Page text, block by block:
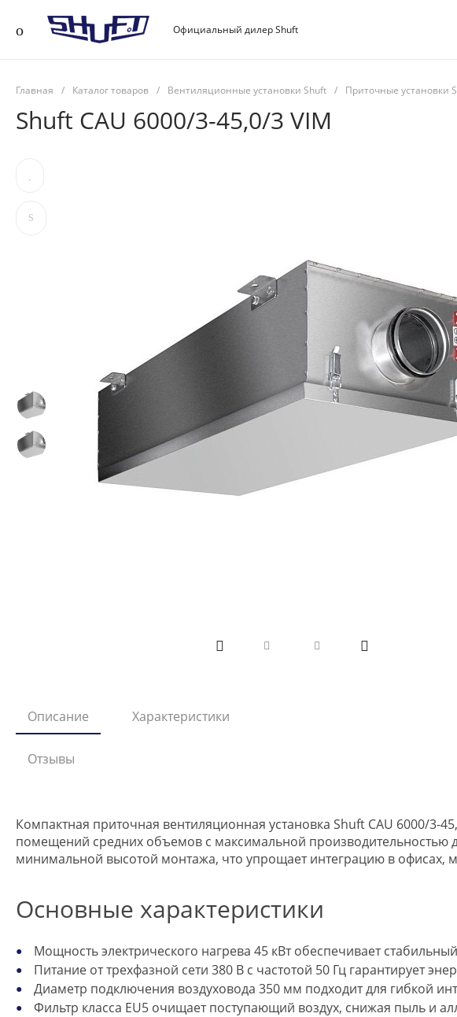
Официальный дилер Shuft
Главная / Каталог товаров / Вентиляционные установки Shuft / Приточные установки
Shuft CAU 6000/3-45,0/3 VIM
Описание Характеристики
Отзывы
Компактная приточная вентиляционная установка Shuft CAU 6000/3-
помещений средних объемов с максимальной производительностью
минимальной высотой монтажа, что упрощает интеграцию в офисах,
Основные характеристики
Мощность электрического нагрева 45 кВт обеспечивает
Питание от трехфазной сети 380 В с частотой 50 Гц гарантирует
Диаметр подключения воздуховода 350 мм подходит для гибкой
Фильтр класса EU5 очищает поступающий воздух, снижая пыль и